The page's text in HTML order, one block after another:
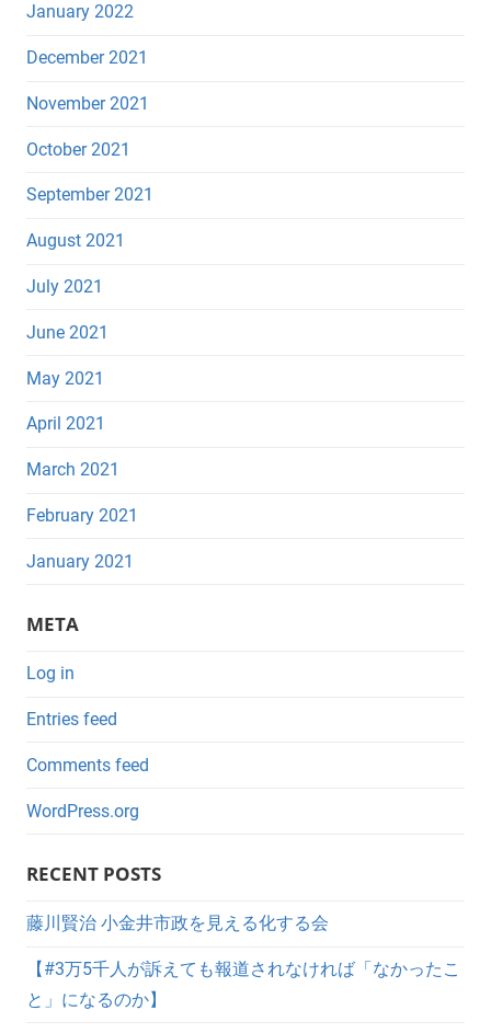
January 2022
December 2021
November 2021
October 2021
September 2021
August 2021
July 2021
June 2021
May 2021
April 2021
March 2021
February 2021
January 2021
META
Log in
Entries feed
Comments feed
WordPress.org
RECENT POSTS
藤川賢治 小金井市政を見える化する会
【#3万5千人が訴えても報道されなければ「なかったこ
と」になるのか】